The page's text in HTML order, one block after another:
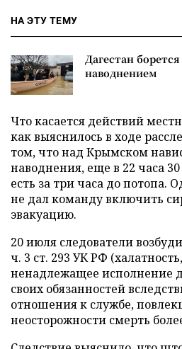
НА ЭТУ ТЕМУ
Дагестан
наводнением
Что касается действий
как выяснилось в ходе
том, что над Крымском
наводнения, еще в 22 часа
есть за три часа до потопа.
не дал команду включить
эвакуацию.
20 июля следователи
ч. 3 ст. 293 УК РФ
ненадлежащее исполнение
своих обязанностей
отношения к службе,
неосторожности смерть